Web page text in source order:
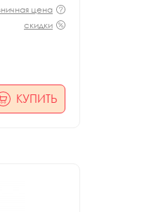
цена
скидки
КУПИТЬ